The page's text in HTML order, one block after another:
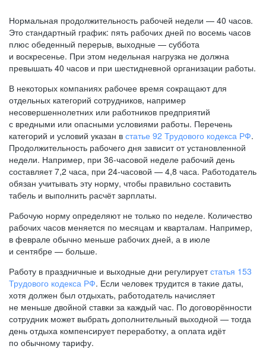
Нормальная продолжительность рабочей недели — 40 часов.
Это стандартный график: пять рабочих дней по восемь часов
плюс обеденный перерыв, выходные — суббота
и воскресенье. При этом недельная нагрузка не должна
превышать 40 часов и при шестидневной организации работы.
В некоторых компаниях рабочее время сокращают для
отдельных категорий сотрудников, например
несовершеннолетних или работников предприятий
с вредными или опасными условиями работы. Перечень
категорий и условий указан в статье 92 Трудового кодекса РФ.
Продолжительность рабочего дня зависит от установленной
недели. Например, при 36-часовой неделе рабочий день
составляет 7,2 часа, при 24-часовой — 4,8 часа. Работодатель
обязан учитывать эту норму, чтобы правильно составить
табель и выполнить расчёт зарплаты.
Рабочую норму определяют не только по неделе. Количество
рабочих часов меняется по месяцам и кварталам. Например,
в феврале обычно меньше рабочих дней, а в июле
и сентябре — больше.
Работу в праздничные и выходные дни регулируетстатья 153
Трудового кодекса РФ. Если человек трудится в такие даты,
хотя должен был отдыхать, работодатель начисляет
не меньше двойной ставки за каждый час. По договорённости
сотрудник может выбрать дополнительный выходной — тогда
день отдыха компенсирует переработку, а оплата идёт
по обычному тарифу.